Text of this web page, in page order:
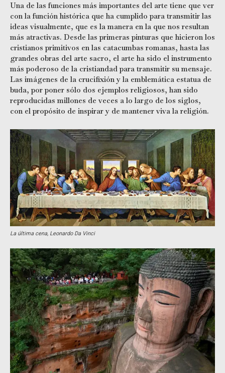
Una de las funciones más importantes del arte tiene que ver
con la función histórica que ha cumplido para transmitir las
ideas visualmente, que es la manera en la que nos resultan
más atractivas. Desde las primeras pinturas que hicieron los
cristianos primitivos en las catacumbas romanas, hasta las
grandes obras del arte sacro, el arte ha sido el instrumento
más poderoso de la cristiandad para transmitir su mensaje.
Las imágenes de la crucifixión y la emblemática estatua de
buda, por poner sólo dos ejemplos religiosos, han sido
reproducidas millones de veces a lo largo de los siglos,
con el propósito de inspirar y de mantener viva la religión.
La última cena, Leonardo Da Vinci